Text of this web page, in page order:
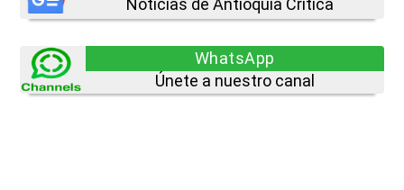
Noticias de Antioquia Crítica
WhatsApp
Únete a nuestro canal